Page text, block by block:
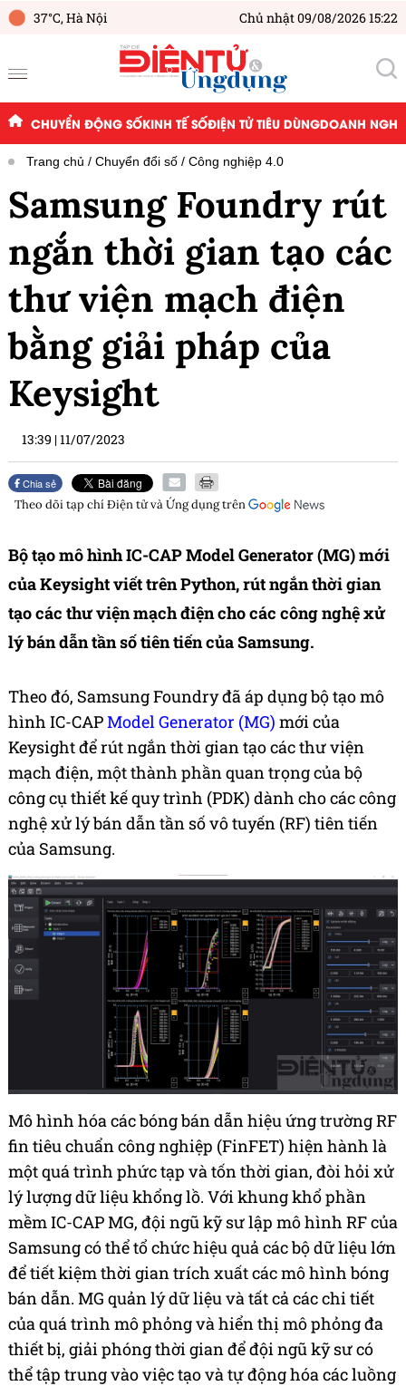
37°C,Hà Nội Chủ nhật 09/08/2026 15:22
CHUYỂN ĐỘNG SỐKINH TẾ SỐĐIỆN TỬ TIÊU DÙNGDOANH
Trang chủ Chuyển đổi số Công nghiệp 4.0
Samsung Foundry rút
ngắn thời gian tạo các
thư viện mạch điện
bằng giải pháp của
Keysight
13:39 |11/07/2023
Chia sẻ
Theo dõi tạp chíĐiện tử và Ứng dụngtrên
Bộ tạo mô hình IC-CAPModel Generator (MG)mới
của Keysight viết trên Python, rút ngắn thời gian
tạo các thư viện mạch điện cho các công nghệ xử
lý bán dẫn tần số tiên tiến của Samsung.
Theo đó, Samsung Foundry đã áp dụng bộ tạo mô
hình IC-CAPModel Generator (MG) mới của
Keysight để rút ngắn thời gian tạo các thư viện
mạch điện, một thành phần quan trọng của bộ
công cụ thiết kế quy trình (PDK) dành cho các công
nghệ xử lý bán dẫn tần số vô tuyến (RF) tiên tiến
của Samsung.
Mô hình hóa các bóng bán dẫn hiệu ứng trường RF
fin tiêu chuẩn công nghiệp (FinFET) hiện hành là
một quá trình phức tạp và tốn thời gian, đòi hỏi xử
lý lượng dữ liệu khổng lồ. Với khung khổ phần
mềm IC-CAP MG, đội ngũ kỹ sư lập mô hình RF của
Samsung có thể tổ chức hiệu quả các bộ dữ liệu lớn
để tiết kiệm thời gian trích xuất các mô hình bóng
bán dẫn. MG quản lý dữ liệu và tất cả các chi tiết
của quá trình mô phỏng và hiển thị mô phỏng đa
thiết bị, giải phóng thời gian để đội ngũ kỹ sư có
thể tập trung vào việc tạo và tự động hóa các luồng